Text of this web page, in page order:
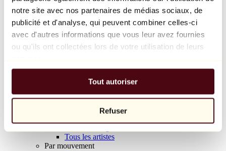
notre site avec nos partenaires de médias sociaux, de
publicité et d'analyse, qui peuvent combiner celles-ci
avec d'autres informations que vous leur avez fournies
ou qu'ils ont collectées lors de votre utilisation de leurs
Tout autoriser
Refuser
Balloon Dog (Orange)
Jeff Koons
10 000 €
Parcourir
Tous les sculpteurs
Tous les photographes
Tous les artistes
Par mouvement